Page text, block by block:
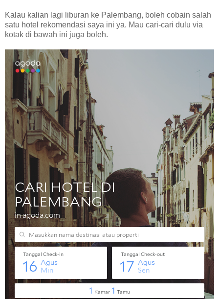
Kalau kalian lagi liburan ke Palembang, boleh cobain salah
satu hotel rekomendasi saya ini ya. Mau cari-cari dulu via
kotak di bawah ini juga boleh.